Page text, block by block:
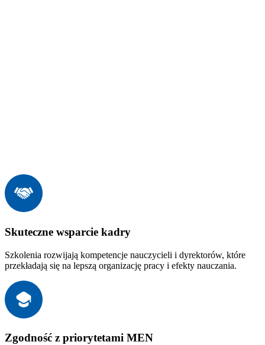
Skuteczne wsparcie kadry
Szkolenia rozwijają kompetencje nauczycieli i dyrektorów, które
przekładają się na lepszą organizację pracy i efekty nauczania.
Zgodność z priorytetami MEN